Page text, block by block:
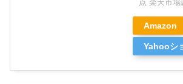
点 楽天市場
Amazon
Yahooシ